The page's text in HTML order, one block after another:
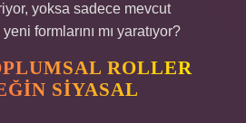
yoksa sadece mevcut
formlarını mı yaratıyor?
ROLLER
SIYASAL